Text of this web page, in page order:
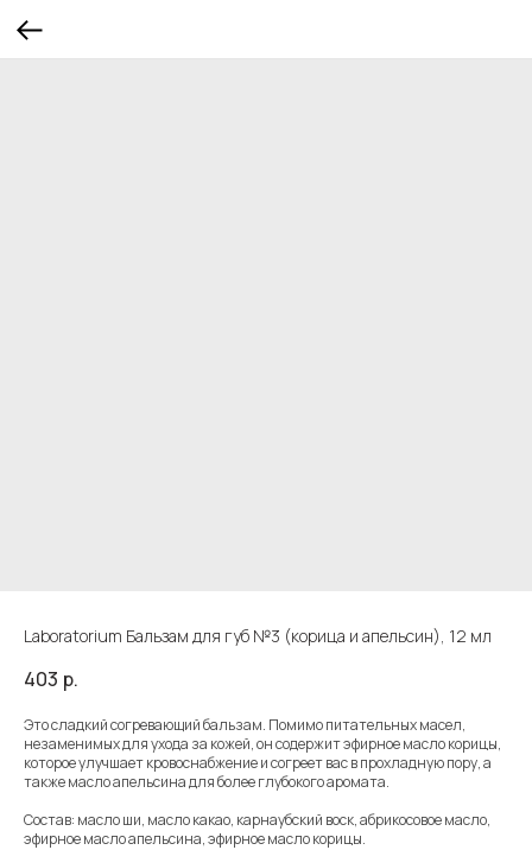
Laboratorium Бальзам для губ №3 (корица и апельсин), 12 мл
403 р.
Это сладкий согревающий бальзам. Помимо питательных масел,
незаменимых для ухода за кожей, он содержит эфирное масло корицы,
которое улучшает кровоснабжение и согреет вас в прохладную пору, а
также масло апельсина для более глубокого аромата.
Состав: масло ши, масло какао, карнаубский воск, абрикосовое масло,
эфирное масло апельсина, эфирное масло корицы.